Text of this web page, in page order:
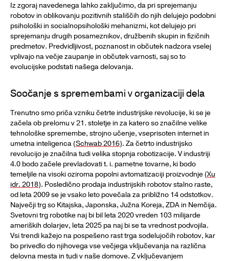
Iz zgoraj navedenega lahko zaključimo, da pri sprejemanju
robotov in oblikovanju pozitivnih stališčih do njih delujejo podobni
psihološki in socialnopsihološki mehanizmi, kot delujejo pri
sprejemanju drugih posameznikov, družbenih skupin in fizičnih
predmetov. Predvidljivost, poznanost in občutek nadzora vselej
vplivajo na večje zaupanje in občutek varnosti, saj so to
evolucijske podstati našega delovanja.
Soočanje s spremembami v organizaciji dela
Trenutno smo priča vzniku četrte industrijske revolucije, ki se je
začela ob prelomu v 21. stoletje in za katero so značilne velike
tehnološke spremembe, strojno učenje, vseprisoten internet in
umetna inteligenca (Schwab 2016). Za četrto industrijsko
revolucijo je značilna tudi velika stopnja robotizacije. V industriji
4.0 bodo začele prevladovati t. i. pametne tovarne, ki bodo
temeljile na visoki oziroma popolni avtomatizaciji proizvodnje (Xu
idr. 2018). Posledično prodaja industrijskih robotov stalno raste,
od leta 2009 se je vsako leto povečala za približno 14 odstotkov.
Največji trg so Kitajska, Japonska, Južna Koreja, ZDA in Nemčija.
Svetovni trg robotike naj bi bil leta 2020 vreden 103 milijarde
ameriških dolarjev, leta 2025 pa naj bi se ta vrednost podvojila.
Vsi trendi kažejo na pospešeno rast trga sodelujočih robotov, kar
bo privedlo do njihovega vse večjega vključevanja na različna
delovna mesta in tudi v naše domove. Z vključevanjem